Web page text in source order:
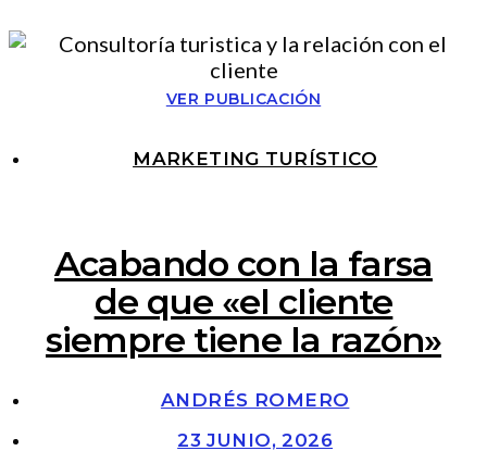
VER PUBLICACIÓN
MARKETING TURÍSTICO
Acabando con la farsa
de que «el cliente
siempre tiene la razón»
ANDRÉS ROMERO
23 JUNIO, 2026